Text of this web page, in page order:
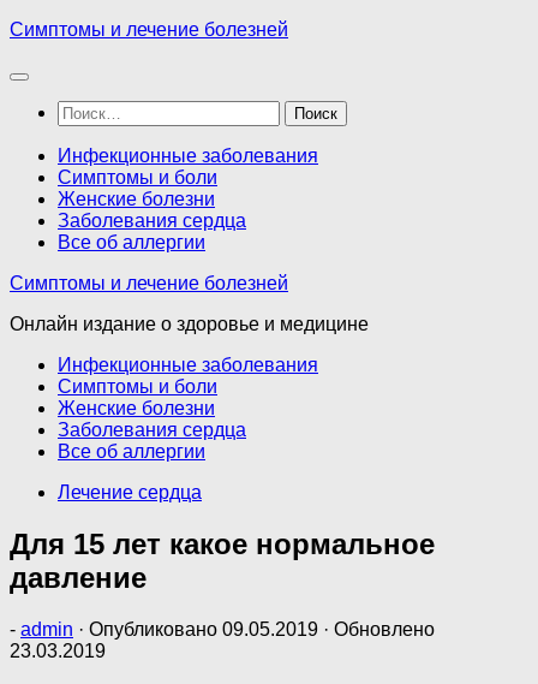
Перейти
содержимому
Симптомы и лечение болезней
Найти:
Инфекционные заболевания
Симптомы и боли
Женские болезни
Заболевания сердца
Все об аллергии
Симптомы и лечение болезней
Онлайн издание о здоровье и медицине
Инфекционные заболевания
Симптомы и боли
Женские болезни
Заболевания сердца
Все об аллергии
Лечение сердца
Для 15 лет какое нормальное
давление
- admin · Опубликовано 09.05.2019 · Обновлено
23.03.2019